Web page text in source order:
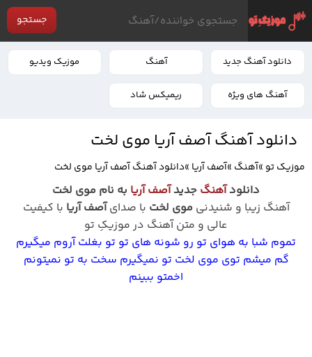
جستجو
دانلود آهنگ جدید آهنگ موزیک ویدیو
آهنگ های ویژه ریمیکس شاد
دانلود آهنگ آصف آریا موی لخت
موزیک تو »آهنگ »آصف آریا »دانلود آهنگ آصف آریا موی لخت
دانلودآهنگ جدیدآصف آریا به نام موی لخت
آهنگ زیبا و شنیدنیموی لخت با صدایآصف آریا با کیفیت
عالی و متن آهنگ در موزیکِ تو
تموم شبا به هوای تو رو شونه های تو تو بغلت آروم میگیرم
گم میشم توی موی لخت تو نمیگیرم سخت به تو نمیتونم
اخمتو ببینم